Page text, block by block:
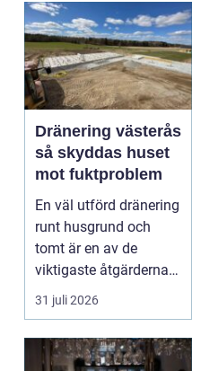
Dränering västerås
så skyddas huset
mot fuktproblem
En väl utförd dränering
runt husgrund och
tomt är en av de
viktigaste åtgärderna
för att undvika fuk...
31 juli 2026